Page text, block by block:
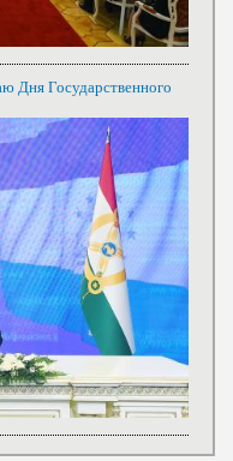
Дня Государственного